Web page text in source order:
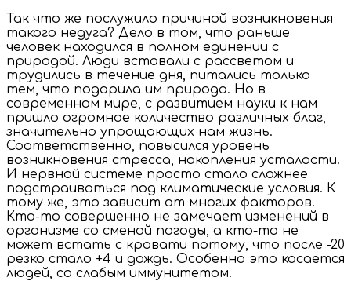
Так что же послужило причиной возникновения
такого недуга? Дело в том, что раньше
человек находился в полном единении с
природой. Люди вставали с рассветом и
трудились в течение дня, питались только
тем, что подарила им природа. Но в
современном мире, с развитием науки к нам
пришло огромное количество различных благ,
значительно упрощающих нам жизнь.
Соответственно, повысился уровень
возникновения стресса, накопления усталости.
И нервной системе просто стало сложнее
подстраиваться под климатические условия. К
тому же, это зависит от многих факторов.
Кто-то совершенно не замечает изменений в
организме со сменой погоды, а кто-то не
может встать с кровати потому, что после -20
резко стало +4 и дождь. Особенно это касается
людей, со слабым иммунитетом.